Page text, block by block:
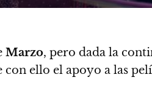
Marzo, pero dada la
con ello el apoyo a las